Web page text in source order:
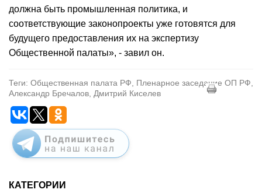
должна быть промышленная политика, и
соответствующие законопроекты уже готовятся для
будущего предоставления их на экспертизу
Общественной палаты», - завил он.
Теги: Общественная палата РФ, Пленарное заседание ОП РФ,
Александр Бречалов, Дмитрий Киселев
КАТЕГОРИИ